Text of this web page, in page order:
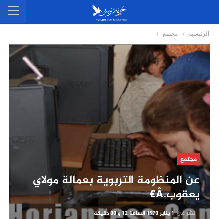
الرئيسية مجتمع
مجتمع
عن المنظومة التربوية بعمالة مولاي
يعقوب.â€ژ
نشر في1 يناير 1970 الساعة 12 و 00 دقيقة